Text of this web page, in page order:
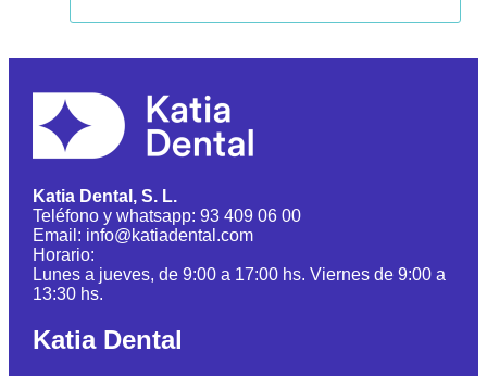
Katia Dental, S. L.
Teléfono y whatsapp: 93 409 06 00
Email: info@katiadental.com
Horario:
Lunes a jueves, de 9:00 a 17:00 hs. Viernes de 9:00 a
13:30 hs.
Katia Dental